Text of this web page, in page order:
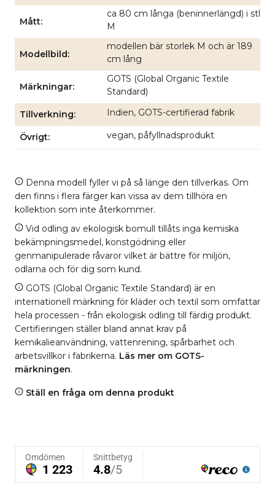
Mått
ca 80 cm långa (beninnerlängd) i stl
M
Modellbild
modellen bär storlek M och är 189
cm lång
Märkningar
GOTS (Global Organic Textile
Standard)
Tillverkning Indien, GOTS-certifierad fabrik
Övrigt vegan, påfyllnadsprodukt
Denna modell fyller vi på så länge den tillverkas. Om
den finns i flera färger kan vissa av dem tillhöra en
kollektion som inte återkommer.
Vid odling av ekologisk bomull tillåts inga kemiska
bekämpningsmedel, konstgödning eller
genmanipulerade råvaror vilket är bättre för miljön,
odlarna och för dig som kund.
GOTS (Global Organic Textile Standard) är en
internationell märkning för kläder och textil som omfattar
hela processen - från ekologisk odling till färdig produkt.
Certifieringen ställer bland annat krav på
kemikalieanvändning, vattenrening, spårbarhet och
arbetsvillkor i fabrikerna. Läs mer om GOTS-
märkningen.
Ställ en fråga om denna produkt